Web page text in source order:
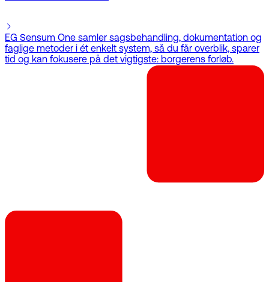
EG Sensum One samler sagsbehandling, dokumentation og
faglige metoder i ét enkelt system, så du får overblik, sparer
tid og kan fokusere på det vigtigste: borgerens forløb.